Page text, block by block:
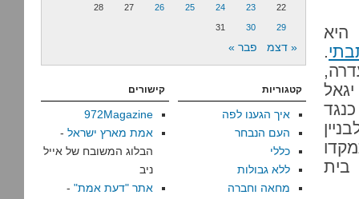
.
בית
22
23
24
25
26
27
28
29
30
31
« דצמ פבר »
קטגוריות
איך הגענו לפה
העם הנבחר
כללי
ללא גבולות
מחאה וחברה
קישורים
972Magazine
אמת מארץ ישראל -
הבלוג המשובח של אייל
ניב
אתר "דעת אמת" -